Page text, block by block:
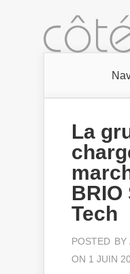
La
BRIO
Tech
POSTED BY
ON 1 JUIN